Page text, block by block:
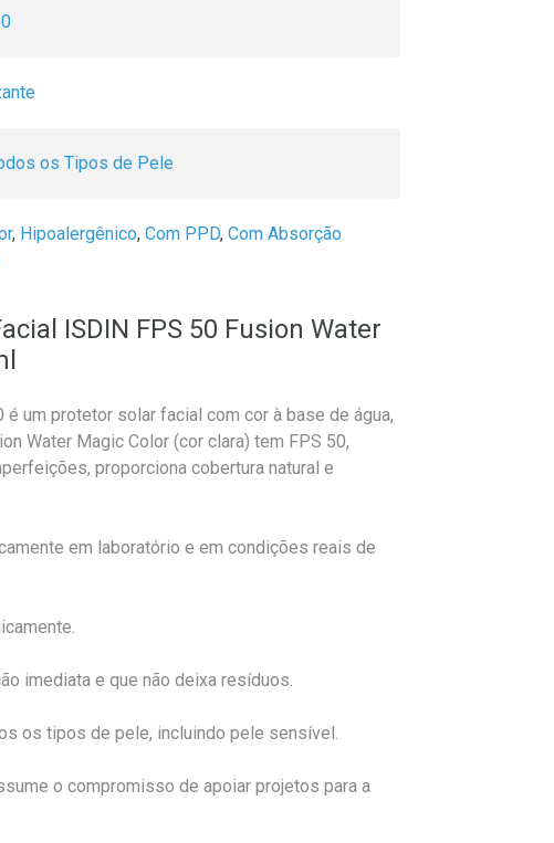
os Tipos de Pele
, Hipoalergênico, Com PPD, Com Absorção
ISDIN FPS 50 Fusion Water
um protetor solar facial com cor à base de água,
Water Magic Color (cor clara) tem FPS 50,
proporciona cobertura natural e
em laboratório e em condições reais de
imediata e que não deixa resíduos.
os tipos de pele, incluindo pele sensível.
o compromisso de apoiar projetos para a